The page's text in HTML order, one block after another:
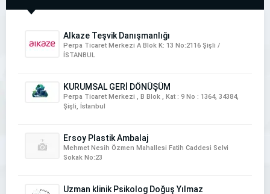
NartDeco İtalyan Boya & İtalyan Sıva Uygulamaları
Alkaze Teşvik Danışmanlığı
Perpa Ticaret Merkezi A Blok K: 13 No:2116 Şişli /
İSTANBUL
KURUMSAL GERİ DÖNÜŞÜM
Perpa Ticaret Merkezi , B Blok , Kat : 9 No : 1364, 34384,
Şişli, İstanbul
Ersoy Plastik Ambalaj
Mehmet Nesih Özmen Mahallesi Fatih Caddesi Selvi
Sokak No:23
Uzman klinik Psikolog Doğuş Yılmaz